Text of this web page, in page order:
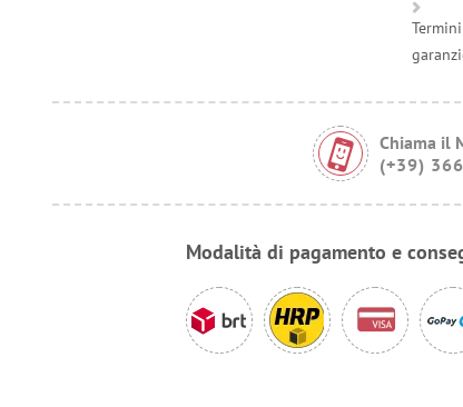
Chiama il
(+39)
Modalità di pagamento e